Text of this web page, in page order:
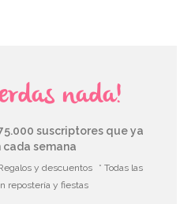
nada!
suscriptores que ya
cada semana
y descuentos
* Todas las
repostería y fiestas